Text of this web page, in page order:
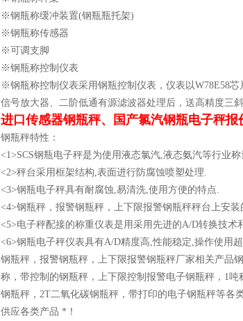
※钢瓶称缓冲装置(钢瓶瓶托架)
※钢瓶称传感器
※可调支脚
※钢瓶称控制仪表
※钢瓶称控制仪表采用钢瓶控制仪表，仪表以W78E58
信号放大器、二阶低通有源滤波器处理后，送高精度三
进口传感器钢瓶秤、国产氯汽钢瓶电子秤报
钢瓶秤特性：
<1>SCS钢瓶电子秤是为使用液态氯汽,液态氨汽等行业
<2>秤台采用框架结构,表面进行防腐蚀喷塑处理.
<3>钢瓶电子秤具有耐腐蚀,易清洗,使用方便的特点.
<4>钢瓶秤，报警钢瓶秤，上下限报警钢瓶秤秤台上安
<5>电子秤配接的称重仪表是用采用先进的A/D转换技
<6>钢瓶电子秤仪表具有A/D精度高,性能稳定,操作使用
钢瓶秤，报警钢瓶秤，上下限报警钢瓶秤厂家相关产品
称，带控制的钢瓶秤，上下限控制报警电子钢瓶秤，1
钢瓶秤，2T二氧化碳钢瓶秤，带打印的电子钢瓶秤等各类
供应各类产品 *！